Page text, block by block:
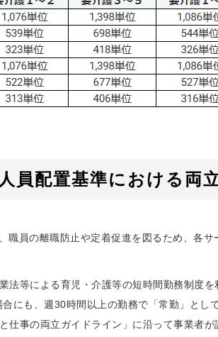
員配置基準における両
職員の離職防止や定着促進を図るため、各
法等による育児・介護等の短時間勤務制度
にも、週30時間以上の勤務で「常勤」とし
仕事の両立ガイドライン」に沿って事業者